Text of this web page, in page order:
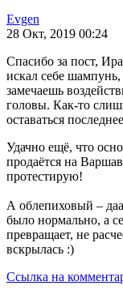
Evgen
28 Окт, 2019 00:24
Спасибо за пост,
искал себе шампунь,
замечаешь
головы. Как-то
оставаться
Удачно ещё, что
продаётся на
протестирую!
А облепиховый –
было нормально, а
превращает, не
вскрылась :)
Ссылка на